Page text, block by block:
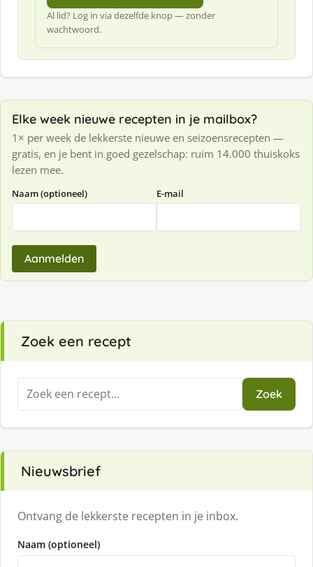
Al lid? Log in via dezelfde knop — zonder
wachtwoord.
Elke week nieuwe recepten in je mailbox?
1× per week de lekkerste nieuwe en seizoensrecepten —
gratis, en je bent in goed gezelschap: ruim 14.000 thuiskoks
lezen mee.
Naam (optioneel) E-mail
Aanmelden
Zoek een recept
Zoeken
naar:
Zoek
Nieuwsbrief
Ontvang de lekkerste recepten in je inbox.
Naam (optioneel)